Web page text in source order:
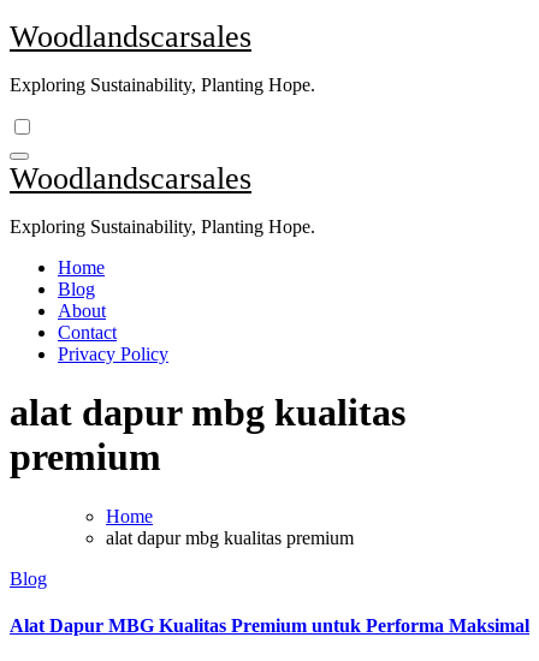
Skip
to
Woodlandscarsales
Exploring Sustainability, Planting Hope.
Woodlandscarsales
Exploring Sustainability, Planting Hope.
Home
Blog
About
Contact
Privacy Policy
alat dapur mbg kualitas
premium
Home
alat dapur mbg kualitas premium
Blog
Alat Dapur MBG Kualitas Premium untuk Performa Maksimal